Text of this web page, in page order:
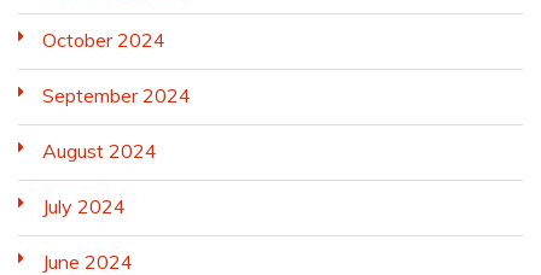
October 2024
September 2024
August 2024
July 2024
June 2024